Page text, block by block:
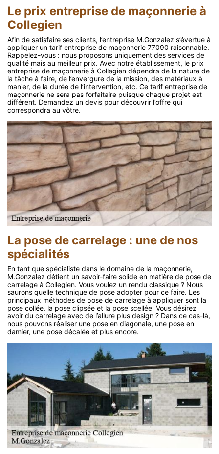
Le prix entreprise de maçonnerie à
Collegien
Afin de satisfaire ses clients, l’entreprise M.Gonzalez s’évertue à
appliquer un tarif entreprise de maçonnerie 77090 raisonnable.
Rappelez-vous : nous proposons uniquement des services de
qualité mais au meilleur prix. Avec notre établissement, le prix
entreprise de maçonnerie à Collegien dépendra de la nature de
la tâche à faire, de l’envergure de la mission, des matériaux à
manier, de la durée de l’intervention, etc. Ce tarif entreprise de
maçonnerie ne sera pas forfaitaire puisque chaque projet est
différent. Demandez un devis pour découvrir l’offre qui
correspondra au vôtre.
La pose de carrelage : une de nos
spécialités
En tant que spécialiste dans le domaine de la maçonnerie,
M.Gonzalez détient un savoir-faire solide en matière de pose de
carrelage à Collegien. Vous voulez un rendu classique ? Nous
saurons quelle technique de pose adopter pour ce faire. Les
principaux méthodes de pose de carrelage à appliquer sont la
pose collée, la pose clipsée et la pose scellée. Vous désirez
avoir du carrelage avec de l’allure plus design ? Dans ce cas-là,
nous pouvons réaliser une pose en diagonale, une pose en
damier, une pose décalée et plus encore.